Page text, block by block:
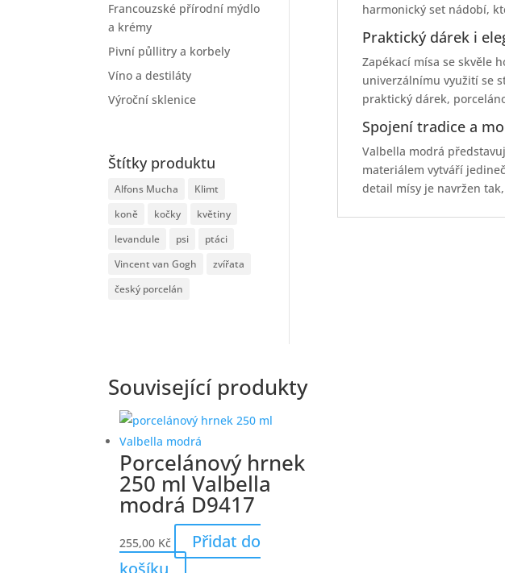
Francouzské přírodní mýdlo
a krémy
Pivní půllitry a korbely
Víno a destiláty
Výroční sklenice
Štítky produktu
Alfons Mucha
Klimt
koně
kočky
květiny
levandule
psi
ptáci
Vincent van Gogh
zvířata
český porcelán
harmonický set nádobí,
Praktický dárek i
Zapékací mísa se skvěle
univerzálnímu využití se
praktický dárek,
Spojení tradice a
Valbella modrá
materiálem vytváří
detail mísy je navržen
Související produkty
Porcelánový hrnek
250 ml Valbella
modrá D9417
255,00 Kč
Přidat do
košíku